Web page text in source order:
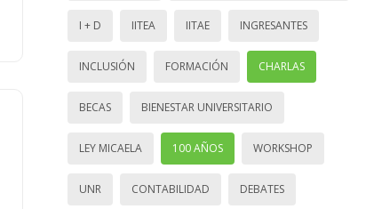
I + D IITEA IITAE INGRESANTES
INCLUSIÓN FORMACIÓN CHARLAS
BECAS BIENESTAR UNIVERSITARIO
LEY MICAELA 100 AÑOS WORKSHOP
UNR CONTABILIDAD DEBATES